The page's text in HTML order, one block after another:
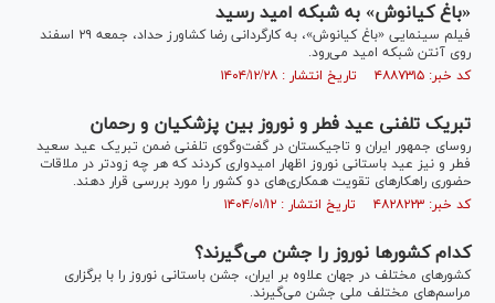
«باغ کیانوش» به شبکه امید رسید
فیلم سینمایی «باغ کیانوش»، به کارگردانی رضا کشاورز حداد، جمعه ۲۹ اسفند
روی آنتن شبکه امید می‌رود.
کد خبر: ۴۸۸۷۳۱۵ تاریخ انتشار : ۱۴۰۴/۱۲/۲۸
تبریک تلفنی عید فطر و نوروز بین پزشکیان و رحمان
روسای جمهور ایران و تاجیکستان در گفت‌وگوی تلفنی ضمن تبریک عید سعید
فطر و نیز عید باستانی نوروز اظهار امیدواری کردند که هر چه زودتر در ملاقات
حضوری راهکار‌های تقویت همکاری‌های دو کشور را مورد بررسی قرار دهند.
کد خبر: ۴۸۲۸۲۲۳ تاریخ انتشار : ۱۴۰۴/۰۱/۱۲
کدام کشور‌ها نوروز را جشن می‌گیرند؟
کشور‌های مختلف در جهان علاوه بر ایران، جشن باستانی نوروز را با برگزاری
مراسم‌های مختلف ملی جشن می‌گیرند.